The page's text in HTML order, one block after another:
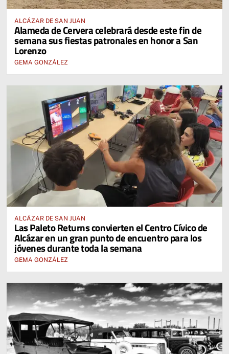
ALCÁZAR DE SAN JUAN
Alameda de Cervera celebrará desde este fin de
semana sus fiestas patronales en honor a San
Lorenzo
GEMA GONZÁLEZ
ALCÁZAR DE SAN JUAN
Las Paleto Returns convierten el Centro Cívico de
Alcázar en un gran punto de encuentro para los
jóvenes durante toda la semana
GEMA GONZÁLEZ